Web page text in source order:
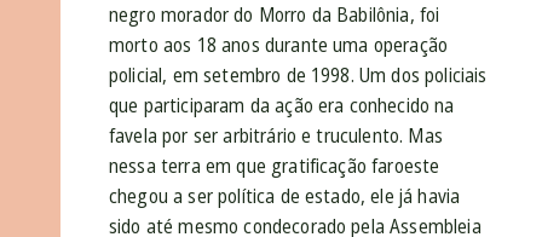
negro morador do Morro da Babilônia, foi
morto aos 18 anos durante uma operação
policial, em setembro de 1998. Um dos policiais
que participaram da ação era conhecido na
favela por ser arbitrário e truculento. Mas
nessa terra em que gratificação faroeste
chegou a ser política de estado, ele já havia
sido até mesmo condecorado pela Assembleia